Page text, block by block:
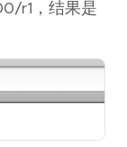
r1，结果是